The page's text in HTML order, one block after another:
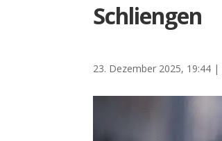
Schliengen
23. Dezember 2025, 19:44 |